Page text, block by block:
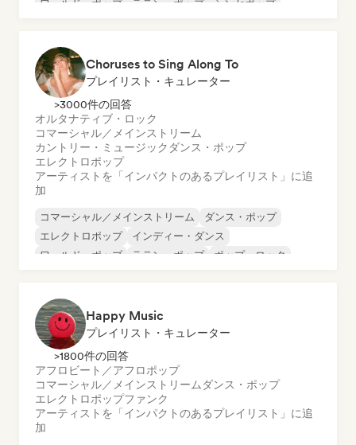
ワールド・ポップ
ラテン・ポップ
シンセポップ
Choruses to Sing Along To
プレイリスト・キュレーター
>3000件の回答
オルタナティブ・ロック
コマーシャル／メインストリーム
カントリー・ミュージック ダンス・ポップ
エレクトロポップ
アーティストを「インパクトのあるプレイリスト」に追
加
コマーシャル／メインストリーム
ダンス・ポップ
エレクトロポップ
インディー・ダンス
ワールド・ポップ
ラテン・ポップ
ポップ・ロック
Happy Music
プレイリスト・キュレーター
>1800件の回答
アフロビート／アフロポップ
コマーシャル／メインストリーム ダンス・ポップ
エレクトロポップファンク
アーティストを「インパクトのあるプレイリスト」に追
加